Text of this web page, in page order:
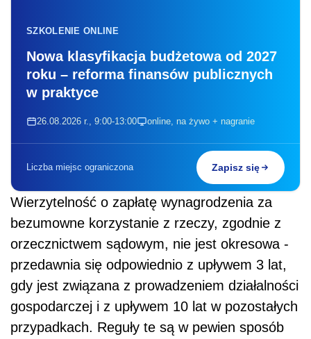
SZKOLENIE ONLINE
Nowa klasyfikacja budżetowa od 2027
roku – reforma finansów publicznych
w praktyce
26.08.2026 r., 9:00-13:00 online, na żywo + nagranie
Liczba miejsc ograniczona Zapisz się
Wierzytelność o zapłatę wynagrodzenia za
bezumowne korzystanie z rzeczy, zgodnie z
orzecznictwem sądowym, nie jest okresowa -
przedawnia się odpowiednio z upływem 3 lat,
gdy jest związana z prowadzeniem działalności
gospodarczej i z upływem 10 lat w pozostałych
przypadkach. Reguły te są w pewien sposób